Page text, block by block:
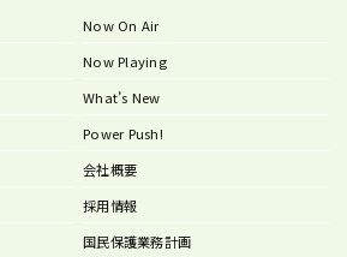
Now On Air
Now Playing
What’s New
Power Push!
会社概要
採用情報
国民保護業務計画